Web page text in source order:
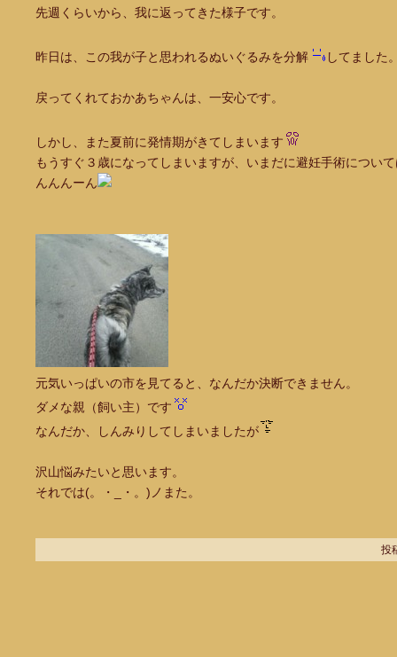
先週くらいから、我に返ってきた様子です。
昨日は、この我が子と思われるぬいぐるみを分解 してました
戻ってくれておかあちゃんは、一安心です。
しかし、また夏前に発情期がきてしまいます
もうすぐ３歳になってしまいますが、いまだに避妊手術につい
んんんーん
元気いっぱいの市を見てると、なんだか決断できません。
ダメな親（飼い主）です
なんだか、しんみりしてしまいましたが
沢山悩みたいと思います。
それでは(。・_・。)ノまた。
投